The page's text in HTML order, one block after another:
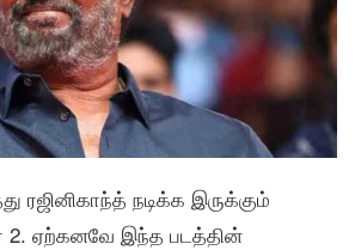
ரஜினிகாந்த் நடிக்க இருக்கும்
2. ஏற்கனவே இந்த படத்தின்